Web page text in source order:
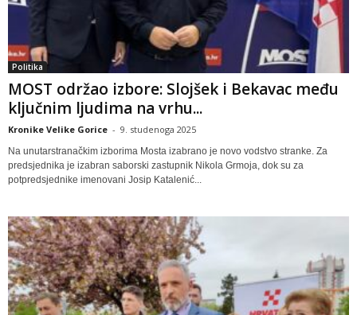
Politika
MOST održao izbore: Slojšek i Bekavac među
ključnim ljudima na vrhu...
Kronike Velike Gorice - 9. studenoga 2025
Na unutarstranačkim izborima Mosta izabrano je novo vodstvo stranke. Za
predsjednika je izabran saborski zastupnik Nikola Grmoja, dok su za
potpredsjednike imenovani Josip Katalenić...